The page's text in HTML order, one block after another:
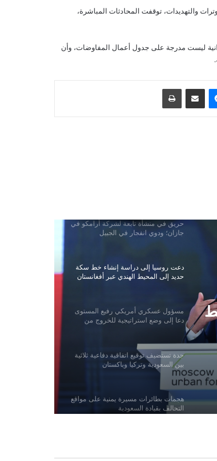
والتهديدات، توقفت المحادثات المباشرة،
ليست مدرجة على جدول أعمال المفاوضات، وأن
ماسنجر مشاركة عبر البريد طباعة
أكد الاجتماع الرباعي الذي ضمّ السعودية
وباكستان ومصر وتركيا على ضرورة
خفض حدة التوترات الإقليمية
حريق في منشأة تابعة لشركة أرامكو في
جازان؛ ودوي انفجار في الجبيل
دعت روسيا إلى دراسة إنشاء خط سكة
حديد إلى المحيط الهندي عبر أفغانستان
مسؤول عسكري أمريكي رفيع المستوى
دعا إلى وضع استراتيجية للخروج من
جدة تستضيف توقيع اتفاقية دفاعية ثلاثية
بين السعودية وتركيا وباكستان
هجمات بطائرات مسيرة يمنية على مواقع
التحالف بقيادة السعودية